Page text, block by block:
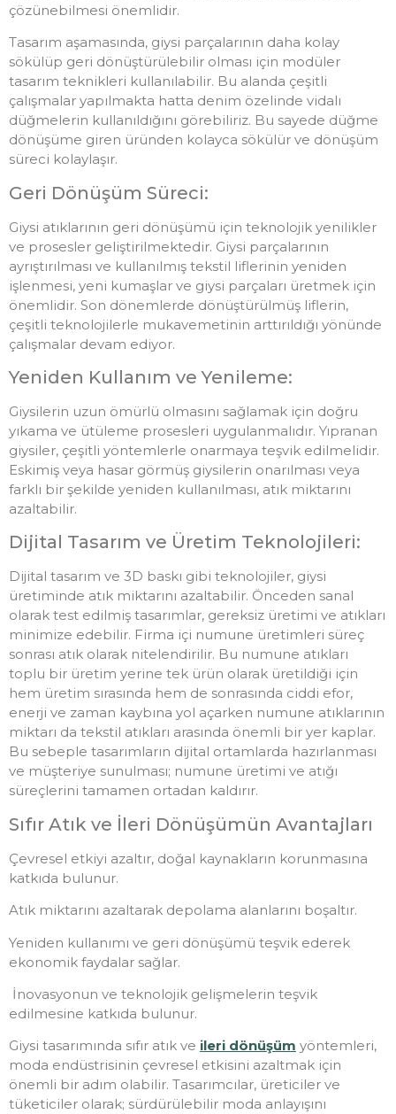
çözünebilmesi önemlidir.
Tasarım aşamasında, giysi parçalarının daha kolay
sökülüp geri dönüştürülebilir olması için modüler
tasarım teknikleri kullanılabilir. Bu alanda çeşitli
çalışmalar yapılmakta hatta denim özelinde vidalı
düğmelerin kullanıldığını görebiliriz. Bu sayede düğme
dönüşüme giren üründen kolayca sökülür ve dönüşüm
süreci kolaylaşır.
Geri Dönüşüm Süreci:
Giysi atıklarının geri dönüşümü için teknolojik yenilikler
ve prosesler geliştirilmektedir. Giysi parçalarının
ayrıştırılması ve kullanılmış tekstil liflerinin yeniden
işlenmesi, yeni kumaşlar ve giysi parçaları üretmek için
önemlidir. Son dönemlerde dönüştürülmüş liflerin,
çeşitli teknolojilerle mukavemetinin arttırıldığı yönünde
çalışmalar devam ediyor.
Yeniden Kullanım ve Yenileme:
Giysilerin uzun ömürlü olmasını sağlamak için doğru
yıkama ve ütüleme prosesleri uygulanmalıdır. Yıpranan
giysiler, çeşitli yöntemlerle onarmaya teşvik edilmelidir.
Eskimiş veya hasar görmüş giysilerin onarılması veya
farklı bir şekilde yeniden kullanılması, atık miktarını
azaltabilir.
Dijital Tasarım ve Üretim Teknolojileri:
Dijital tasarım ve 3D baskı gibi teknolojiler, giysi
üretiminde atık miktarını azaltabilir. Önceden sanal
olarak test edilmiş tasarımlar, gereksiz üretimi ve atıkları
minimize edebilir. Firma içi numune üretimleri süreç
sonrası atık olarak nitelendirilir. Bu numune atıkları
toplu bir üretim yerine tek ürün olarak üretildiği için
hem üretim sırasında hem de sonrasında ciddi efor,
enerji ve zaman kaybına yol açarken numune atıklarının
miktarı da tekstil atıkları arasında önemli bir yer kaplar.
Bu sebeple tasarımların dijital ortamlarda hazırlanması
ve müşteriye sunulması; numune üretimi ve atığı
süreçlerini tamamen ortadan kaldırır.
Sıfır Atık ve İleri Dönüşümün Avantajları
Çevresel etkiyi azaltır, doğal kaynakların korunmasına
katkıda bulunur.
Atık miktarını azaltarak depolama alanlarını boşaltır.
Yeniden kullanımı ve geri dönüşümü teşvik ederek
ekonomik faydalar sağlar.
İnovasyonun ve teknolojik gelişmelerin teşvik
edilmesine katkıda bulunur.
Giysi tasarımında sıfır atık ve ileri dönüşüm yöntemleri,
moda endüstrisinin çevresel etkisini azaltmak için
önemli bir adım olabilir. Tasarımcılar, üreticiler ve
tüketiciler olarak; sürdürülebilir moda anlayışını